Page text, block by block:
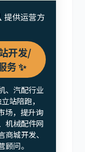
提供运营方
开发/
务 ✨
、汽配行业
站陪跑，
场，提升询
机械配件网
城开发、
问。